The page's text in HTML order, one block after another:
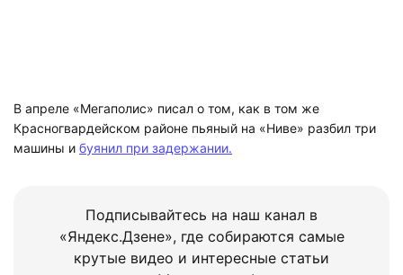
В апреле «Мегаполис» писал о том, как в том же
Красногвардейском районе пьяный на «Ниве» разбил три
машины и буянил при задержании.
Подписывайтесь на наш канал в
«Яндекс.Дзене», где собираются самые
крутые видео и интересные статьи